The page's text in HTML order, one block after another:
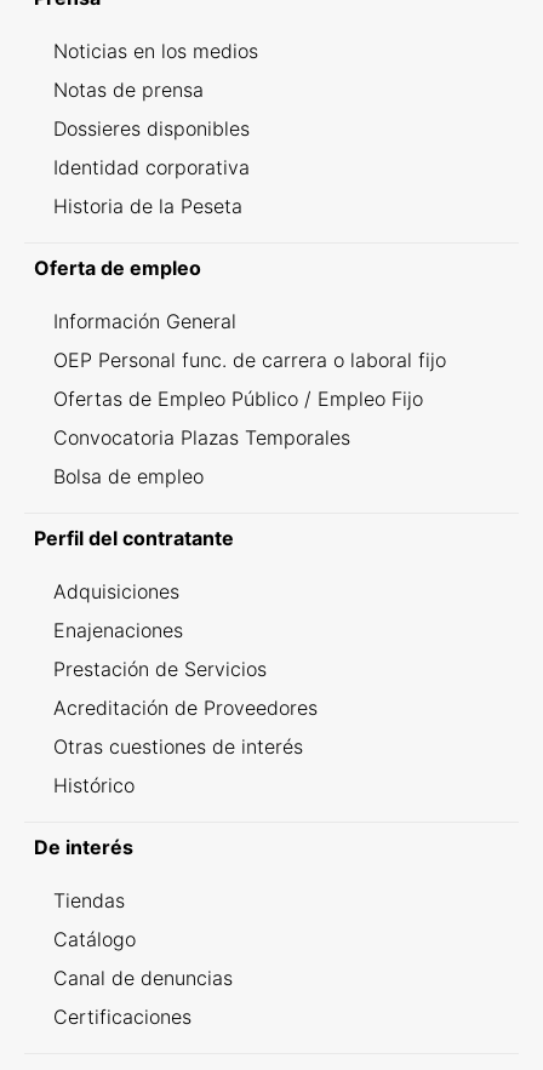
Noticias en los medios
Notas de prensa
Dossieres disponibles
Identidad corporativa
Historia de la Peseta
Oferta de empleo
Información General
OEP Personal func. de carrera o laboral fijo
Ofertas de Empleo Público / Empleo Fijo
Convocatoria Plazas Temporales
Bolsa de empleo
Perfil del contratante
Adquisiciones
Enajenaciones
Prestación de Servicios
Acreditación de Proveedores
Otras cuestiones de interés
Histórico
De interés
Tiendas
Catálogo
Canal de denuncias
Certificaciones